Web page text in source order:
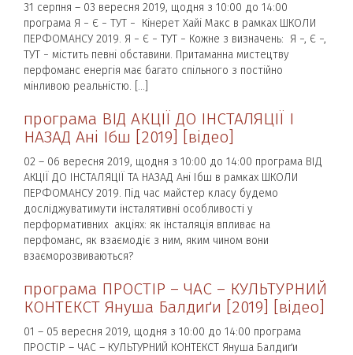
31 серпня – 03 вересня 2019, щодня з 10:00 до 14:00
програма Я − Є − ТУТ − Кінерет Хайі Макс в рамках ШКОЛИ
ПЕРФОМАНСУ 2019. Я − Є − ТУТ − Кожне з визначень: Я −, Є −,
ТУТ − містить певні обставини. Притаманна мистецтву
перфоманс енергія має багато спільного з постійно
мінливою реальністю. […]
програма ВІД АКЦІЇ ДО ІНСТАЛЯЦІЇ І
НАЗАД Ані Ібш [2019] [відео]
02 – 06 вересня 2019, щодня з 10:00 до 14:00 програма ВІД
АКЦІЇ ДО ІНСТАЛЯЦІЇ ТА НАЗАД Ані Ібш в рамках ШКОЛИ
ПЕРФОМАНСУ 2019. Під час майстер класу будемо
досліджуватимути інсталятивні особливості у
перформативних акціях: як інсталяція впливає на
перфоманс, як взаємодіє з ним, яким чином вони
взаєморозвиваються?
програма ПРОСТІР – ЧАС – КУЛЬТУРНИЙ
КОНТЕКСТ Януша Балдиґи [2019] [відео]
01 – 05 вересня 2019, щодня з 10:00 до 14:00 програма
ПРОСТІР – ЧАС – КУЛЬТУРНИЙ КОНТЕКСТ Януша Балдиґи